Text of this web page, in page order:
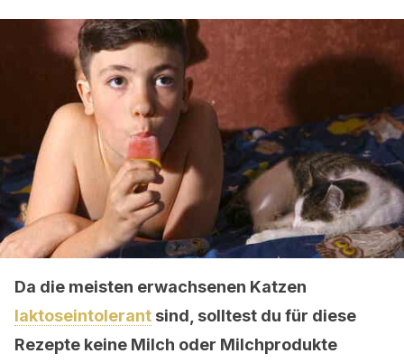
Da die meisten erwachsenen Katzen
laktoseintolerant sind, solltest du für diese
Rezepte keine Milch oder Milchprodukte